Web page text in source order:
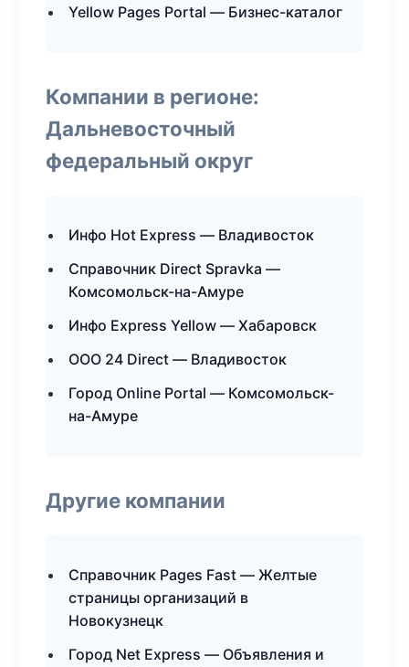
Yellow Pages Portal — Бизнес-каталог
Компании в регионе:
Дальневосточный
федеральный округ
Инфо Hot Express — Владивосток
Справочник Direct Spravka —
Комсомольск-на-Амуре
Инфо Express Yellow — Хабаровск
ООО 24 Direct — Владивосток
Город Online Portal — Комсомольск-
на-Амуре
Другие компании
Справочник Pages Fast — Желтые
страницы организаций в
Новокузнецк
Город Net Express — Объявления и